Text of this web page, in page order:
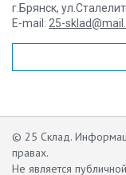
г.Брянск,
E-mail: 25-
© 25 Склад.
правах.
Не является